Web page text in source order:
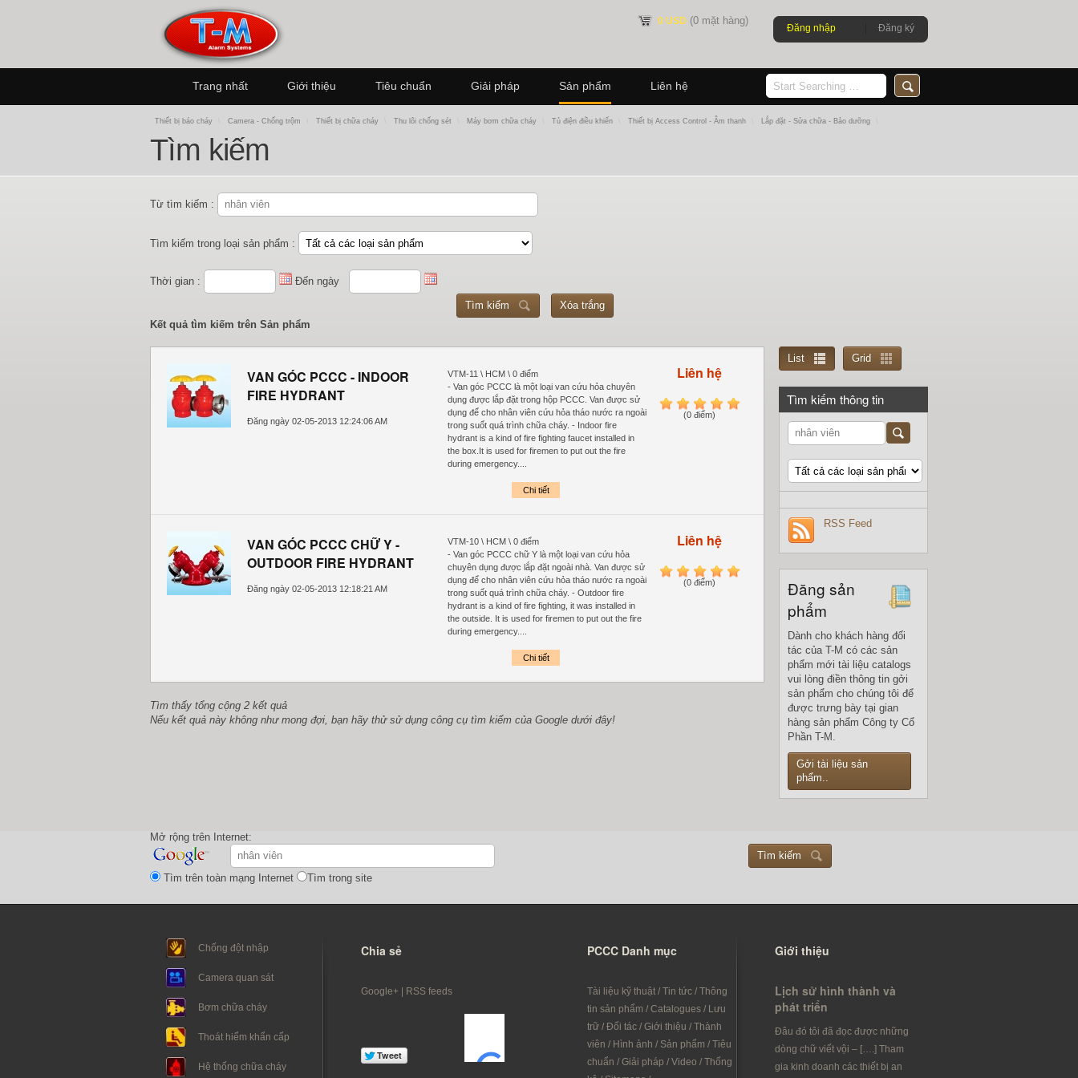
0 USD (0 mặt hàng)
Đăng nhập Đăng ký
Trang nhất Giới thiệu Tiêu chuẩn Giải pháp Sản phẩm Liên hệ
Thiết bị báo cháy Camera - Chống trộm Thiết bị chữa cháy Thu lôi chống sét Máy bơm chữa cháy Tủ điện điều khiển Thiết bị Access Control - Âm thanh Lắp đặt - Sửa chữa - Bảo dưỡng
Tìm kiếm
Từ tìm kiếm :
Tìm kiếm trong loại sản phẩm :
Thời gian :
Đến ngày
Tìm kiếm
Kết quả tìm kiếm trên Sản phẩm
VAN GÓC PCCC - INDOOR
FIRE HYDRANT
Đăng ngày 02-05-2013 12:24:06 AM
VTM-11 \ HCM \ 0 điểm
- Van góc PCCC là một loại van cứu hỏa chuyên
dụng được lắp đặt trong hộp PCCC. Van được sử
dụng để cho nhân viên cứu hỏa tháo nước ra ngoài
trong suốt quá trình chữa cháy. - Indoor fire
hydrant is a kind of fire fighting faucet installed in
the box.It is used for firemen to put out the fire
during emergency....
Chi tiết
Liên hệ
1 2 3 4 5
(0 điểm)
VAN GÓC PCCC CHỮ Y -
OUTDOOR FIRE HYDRANT
Đăng ngày 02-05-2013 12:18:21 AM
VTM-10 \ HCM \ 0 điểm
- Van góc PCCC chữ Y là một loại van cứu hỏa
chuyên dụng được lắp đặt ngoài nhà. Van được sử
dụng để cho nhân viên cứu hỏa tháo nước ra ngoài
trong suốt quá trình chữa cháy. - Outdoor fire
hydrant is a kind of fire fighting, it was installed in
the outside. It is used for firemen to put out the fire
during emergency....
Chi tiết
Liên hệ
1 2 3 4 5
(0 điểm)
Tìm thấy tổng cộng 2 kết quả
Nếu kết quả này không như mong đợi, bạn hãy thử sử dụng công cụ tìm kiếm của Google dưới đây!
List Grid
Tìm kiếm thông tin
RSS Feed
Đăng sản
phẩm
Dành cho khách hàng đối
tác của T-M có các sản
phẩm mới tài liệu catalogs
vui lòng điền thông tin gởi
sản phẩm cho chúng tôi để
được trưng bày tại gian
hàng sản phẩm Công ty Cổ
Phần T-M.
Gởi tài liệu sản
phẩm..
Mở rộng trên Internet:
Tìm kiếm
Tìm trên toàn mạng Internet
Tìm trong site
Chống đột nhập
Camera quan sát
Bơm chữa cháy
Thoát hiểm khẩn cấp
Hệ thống chữa cháy
Chia sẻ
Google+ RSS feeds
PCCC Danh mục
Tài liệu kỹ thuật / Tin tức / Thông
tin sản phẩm / Catalogues / Lưu
trữ / Đối tác / Giới thiệu / Thành
viên / Hình ảnh / Sản phẩm / Tiêu
chuẩn / Giải pháp / Video / Thống
Giới thiệu
Lịch sử hình thành và
phát triển
Đâu đó tôi đã đọc được những
dòng chữ viết vội – [….] Tham
gia kinh doanh các thiết bị an